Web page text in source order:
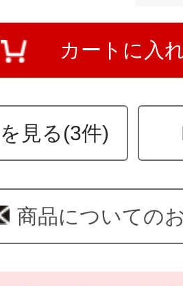
カートに入
見る(3件)
商品についての